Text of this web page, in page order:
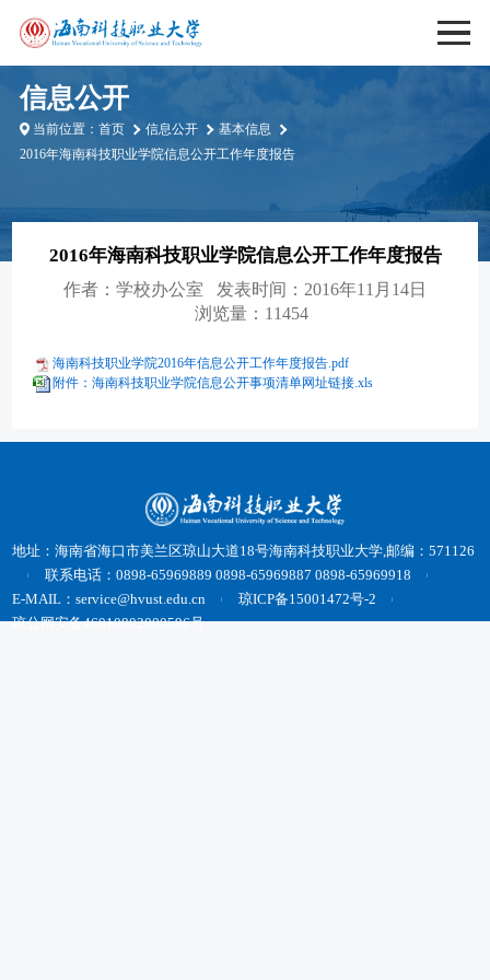
信息公开
当前位置：首页 信息公开
基本信息
2016年海南科技职业学院信息公开工作年度报告
2016年海南科技职业学院信息公开工作年度报告
作者：学校办公室
发表时间：2016年11月14日
浏览量：11454
海南科技职业学院2016年信息公开工作年度报告.pdf
附件：海南科技职业学院信息公开事项清单网址链接.xls
地址：海南省海口市美兰区琼山大道18号海南科技职业大学,邮编：571126
联系电话：0898-65969889 0898-65969887 0898-65969918
E-MAIL：service@hvust.edu.cn
琼ICP备15001472号-2
琼公网安备46010802000596号